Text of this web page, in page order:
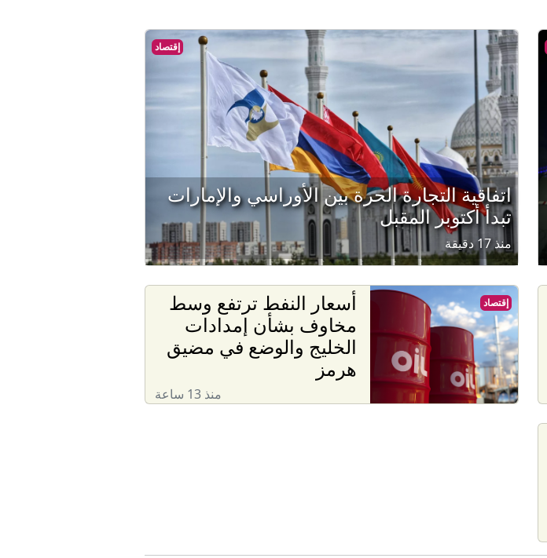
إقتصاد
اتفاقية التجارة الحرة بين الأوراسي والإمارات
تبدأ أكتوبر المقبل
منذ 17 دقيقة
أسعار النفط ترتفع وسط
مخاوف بشأن إمدادات
الخليج والوضع في مضيق
هرمز
منذ 13 ساعة
إقتصاد